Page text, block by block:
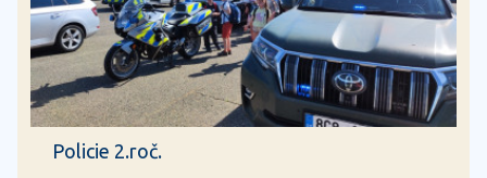
Policie 2.roč.